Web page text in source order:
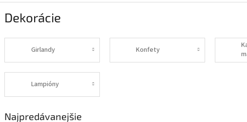
Dekorácie
Girlandy Konfety
Lampióny
Najpredávanejšie